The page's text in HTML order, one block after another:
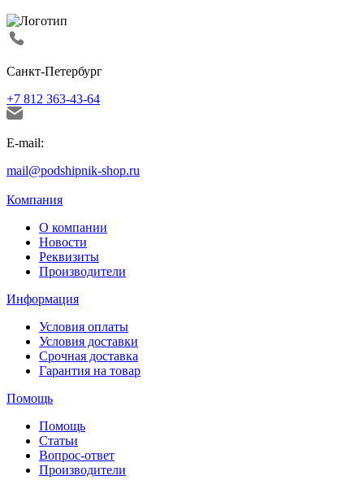
Санкт-Петербург
+7 812 363-43-64
E-mail:
mail@podshipnik-shop.ru
Компания
О компании
Новости
Реквизиты
Производители
Информация
Условия оплаты
Условия доставки
Срочная доставка
Гарантия на товар
Помощь
Помощь
Статьи
Вопрос-ответ
Производители